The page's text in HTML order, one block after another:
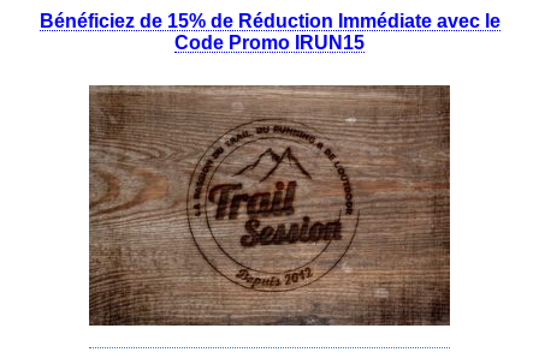
Bénéficiez de 15% de Réduction Immédiate avec le
Code Promo IRUN15